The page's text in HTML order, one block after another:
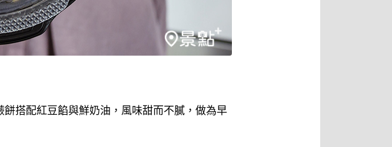
搭配紅豆餡與鮮奶油，風味甜而不膩，做為早